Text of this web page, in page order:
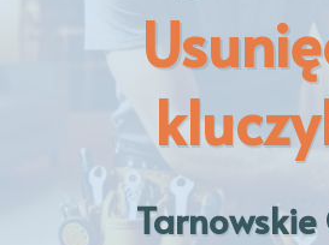
Tarnowskie